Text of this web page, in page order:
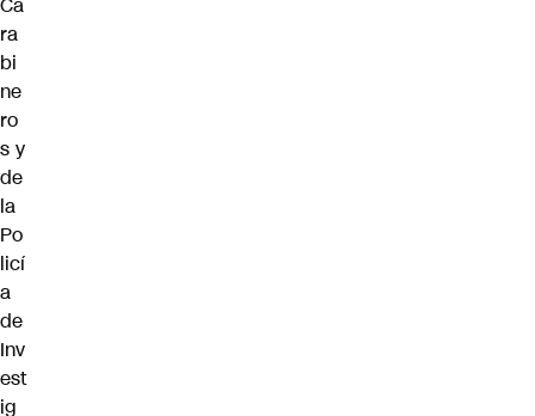
ra
bi
ne
ro
s y
de
la
Po
licí
a
de
Inv
est
ig